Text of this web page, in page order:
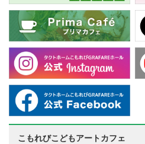
こもれびこどもアートカフェ